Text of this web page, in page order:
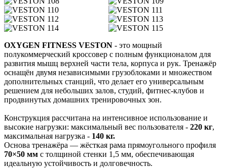
OXYGEN FITNESS VESTON - это мощный
полукоммерческий кроссовер с полным функционалом для
развития мышц верхней части тела, корпуса и рук. Тренажёр
оснащён двумя независимыми грузоблоками и множеством
дополнительных станций, что делает его универсальным
решением для небольших залов, студий, фитнес-клубов и
продвинутых домашних тренировочных зон.
Конструкция рассчитана на интенсивное использование и
высокие нагрузки: максимальный вес пользователя - 220 кг,
максимальная нагрузка - 140 кг.
Основа тренажёра — жёсткая рама прямоугольного профиля
70×50 мм с толщиной стенки 1,5 мм, обеспечивающая
идеальную устойчивость и долговечность.